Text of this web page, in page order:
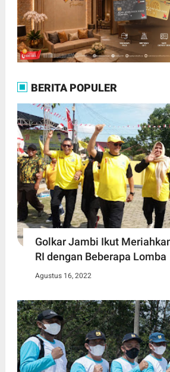
BERITA POPULER
Golkar Jambi Ikut
RI dengan Beberapa Lomba
Agustus 16, 2022